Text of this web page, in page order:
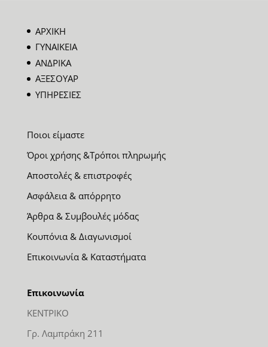
ΑΡΧΙΚΗ
ΓΥΝΑΙΚΕΙΑ
ΑΝΔΡΙΚΑ
ΑΞΕΣΟΥΑΡ
ΥΠΗΡΕΣΙΕΣ
Ποιοι είμαστε
Όροι χρήσης &Τρόποι πληρωμής
Αποστολές & επιστροφές
Ασφάλεια & απόρρητο
Άρθρα & Συμβουλές μόδας
Κουπόνια & Διαγωνισμοί
Επικοινωνία & Καταστήματα
Επικοινωνία
ΚΕΝΤΡΙΚΟ
Γρ. Λαμπράκη 211